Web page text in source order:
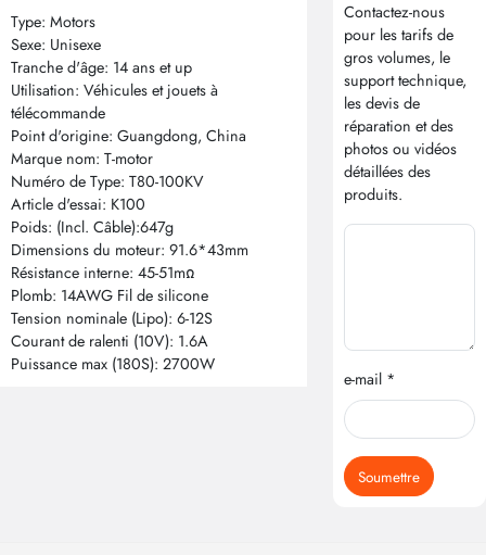
Type: Motors
Sexe: Unisexe
Tranche d'âge: 14 ans et up
Utilisation: Véhicules et jouets à
télécommande
Point d'origine: Guangdong, China
Marque nom: T-motor
Numéro de Type: T80-100KV
Article d'essai: K100
Poids: (Incl. Câble):647g
Dimensions du moteur: 91.6*43mm
Résistance interne: 45-51mΩ
Plomb: 14AWG Fil de silicone
Tension nominale (Lipo): 6-12S
Courant de ralenti (10V): 1.6A
Puissance max (180S): 2700W
Contactez-nous
pour les tarifs de
gros volumes, le
support technique,
les devis de
réparation et des
photos ou vidéos
détaillées des
produits.
e-mail *
Soumettre